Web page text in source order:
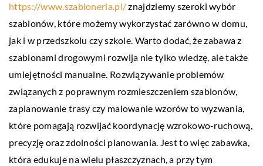
https://www.szabloneria.pl/znajdziemy szeroki wybór
szablonów, które możemy wykorzystać zarówno w domu,
jak i w przedszkolu czy szkole. Warto dodać, że zabawa z
szablonami drogowymi rozwija nie tylko wiedzę, ale także
umiejętności manualne. Rozwiązywanie problemów
związanych z poprawnym rozmieszczeniem szablonów,
zaplanowanie trasy czy malowanie wzorów to wyzwania,
które pomagają rozwijać koordynację wzrokowo-ruchową,
precyzję oraz zdolności planowania. Jest to więc zabawka,
która edukuje na wielu płaszczyznach, a przy tym